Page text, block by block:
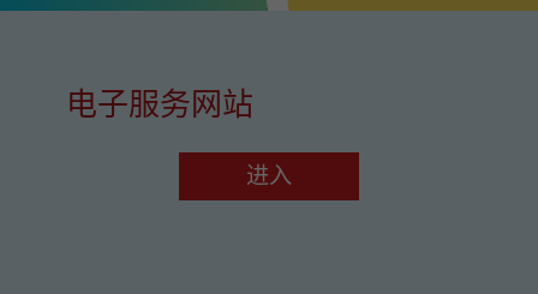
电子服务网站
进入